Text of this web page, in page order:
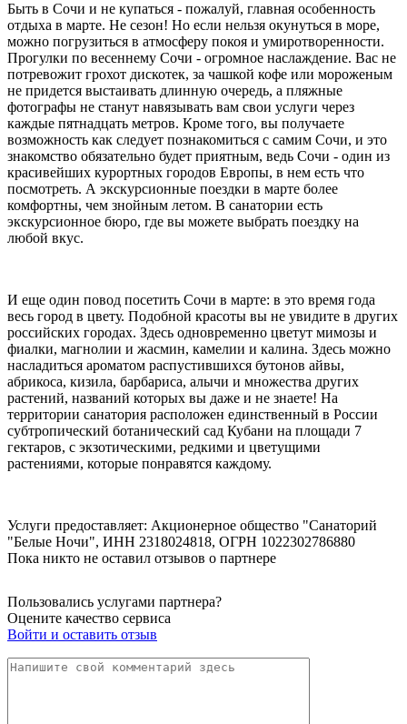
Быть в Сочи и не купаться - пожалуй, главная особенность
отдыха в марте. Не сезон! Но если нельзя окунуться в море,
можно погрузиться в атмосферу покоя и умиротворенности.
Прогулки по весеннему Сочи - огромное наслаждение. Вас не
потревожит грохот дискотек, за чашкой кофе или мороженым
не придется выстаивать длинную очередь, а пляжные
фотографы не станут навязывать вам свои услуги через
каждые пятнадцать метров. Кроме того, вы получаете
возможность как следует познакомиться с самим Сочи, и это
знакомство обязательно будет приятным, ведь Сочи - один из
красивейших курортных городов Европы, в нем есть что
посмотреть. А экскурсионные поездки в марте более
комфортны, чем знойным летом. В санатории есть
экскурсионное бюро, где вы можете выбрать поездку на
любой вкус.
И еще один повод посетить Сочи в марте: в это время года
весь город в цвету. Подобной красоты вы не увидите в других
российских городах. Здесь одновременно цветут мимозы и
фиалки, магнолии и жасмин, камелии и калина. Здесь можно
насладиться ароматом распустившихся бутонов айвы,
абрикоса, кизила, барбариса, алычи и множества других
растений, названий которых вы даже и не знаете! На
территории санатория расположен единственный в России
субтропический ботанический сад Кубани на площади 7
гектаров, с экзотическими, редкими и цветущими
растениями, которые понравятся каждому.
Услуги предоставляет: Акционерное общество "Санаторий
"Белые Ночи", ИНН 2318024818, ОГРН 1022302786880
Пока никто не оставил отзывов о партнере
Пользовались услугами партнера?
Оцените качество сервиса
Войти и оставить отзыв